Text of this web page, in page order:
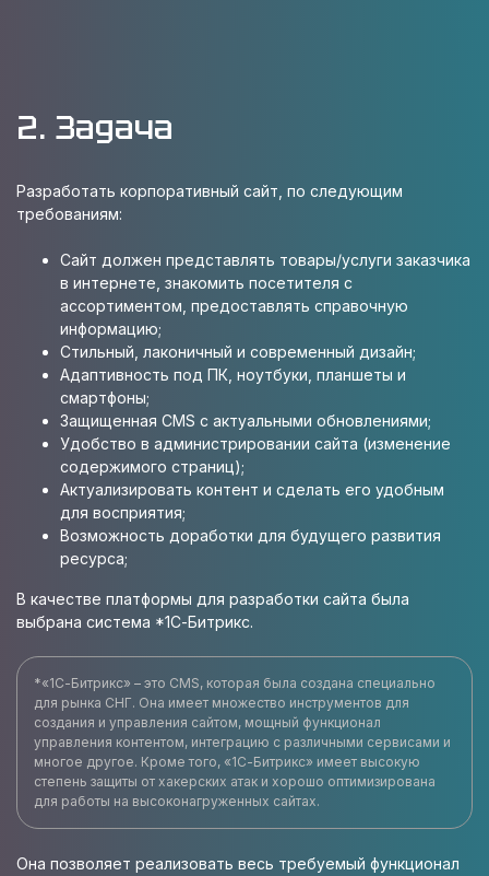
2. Задача
Разработать корпоративный сайт, по следующим
требованиям:
Сайт должен представлять товары/услуги заказчика
в интернете, знакомить посетителя с
ассортиментом, предоставлять справочную
информацию;
Стильный, лаконичный и современный дизайн;
Адаптивность под ПК, ноутбуки, планшеты и
смартфоны;
Защищенная CMS с актуальными обновлениями;
Удобство в администрировании сайта (изменение
содержимого страниц);
Актуализировать контент и сделать его удобным
для восприятия;
Возможность доработки для будущего развития
ресурса;
В качестве платформы для разработки сайта была
выбрана система *1С-Битрикс.
*«1С-Битрикс» – это CMS, которая была создана специально
для рынка СНГ. Она имеет множество инструментов для
создания и управления сайтом, мощный функционал
управления контентом, интеграцию с различными сервисами и
многое другое. Кроме того, «1С-Битрикс» имеет высокую
степень защиты от хакерских атак и хорошо оптимизирована
для работы на высоконагруженных сайтах.
Она позволяет реализовать весь требуемый функционал